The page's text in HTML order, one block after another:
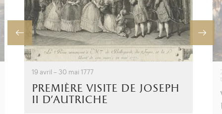
19 avril – 30 mai 1777
première visite de joseph
ii d’autriche